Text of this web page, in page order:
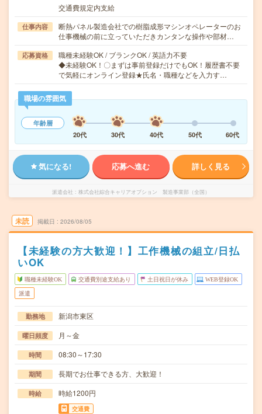
交通費規定内支給
仕事内容
断熱パネル製造会社での樹脂成形マシンオペレーターのお
仕事機械の前に立っていただきカンタンな操作や部材…
応募資格
職種未経験OK / ブランクOK / 英語力不要
◆未経験OK！〇まずは事前登録だけでもOK！履歴書不要
で気軽にオンライン登録★氏名・職種などを入力す…
職場の雰囲気
年齢層
20代
30代 40代 50代 60代
気になる! 応募へ進む 詳しく見る
派遣会社 株式会社綜合キャリアオプション 製造事業部（全国）
未読 掲載日 2026/08/05
【未経験の方大歓迎！】工作機械の組立/日払
いOK
職種未経験OK 交通費別途支給あり 土日祝日が休み WEB登録OK
派遣
勤務地 新潟市東区
曜日頻度 月～金
時間 08:30～17:30
期間 長期でお仕事できる方、大歓迎！
時給 時給1200円
交通費